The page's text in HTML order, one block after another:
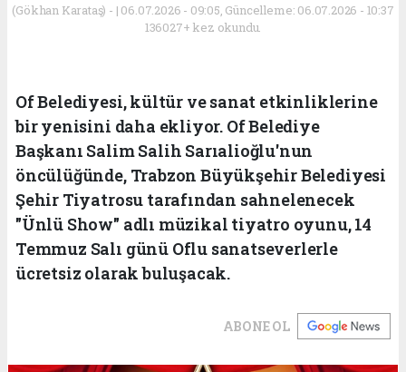
(Gökhan Karataş) - | 06.07.2026 - 09:05, Güncelleme: 06.07.2026 - 10:37
136027+ kez okundu.
Of Belediyesi, kültür ve sanat etkinliklerine
bir yenisini daha ekliyor. Of Belediye
Başkanı Salim Salih Sarıalioğlu'nun
öncülüğünde, Trabzon Büyükşehir Belediyesi
Şehir Tiyatrosu tarafından sahnelenecek
"Ünlü Show" adlı müzikal tiyatro oyunu, 14
Temmuz Salı günü Oflu sanatseverlerle
ücretsiz olarak buluşacak.
ABONE OL